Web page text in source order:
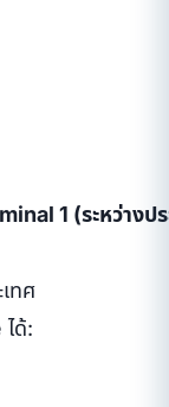
1 (ระหว่างป
ทศ
ด้: